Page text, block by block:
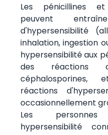
Les pénicillines
peuvent
d'hypersensibilité
inhalation, ingestion
hypersensibilité aux
des réactions
céphalosporines,
réactions
occasionnellement
Les
hypersensibilité